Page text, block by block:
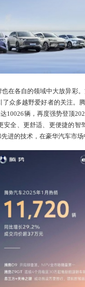
在各自的领域中大放异彩
众多越野爱好者的关注。
10026辆，再度强势登顶
全、更舒适、更便捷的
进的技术，在豪华汽车市场